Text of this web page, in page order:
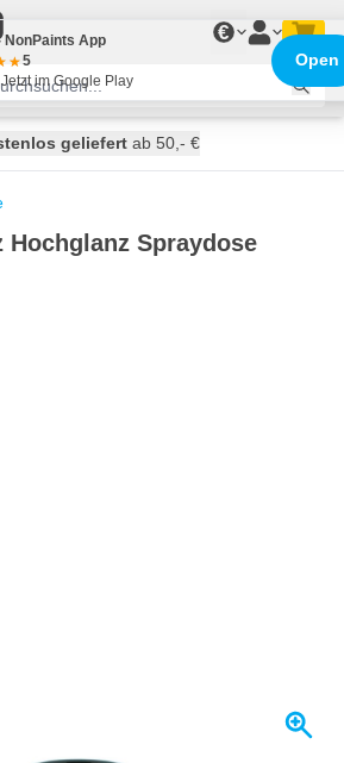
€
heute versendet
geliefertab 50,- €
Tage
Hochglanz Spraydose
NonPaints App
5
im Google Play
Open